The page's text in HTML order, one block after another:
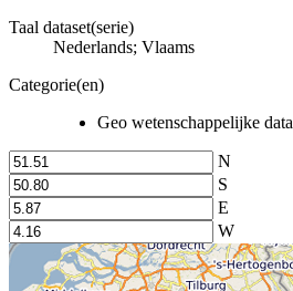
Taal dataset(serie)
Nederlands; Vlaams
Categorie(en)
Geo wetenschappelijke data
N
S
E
W